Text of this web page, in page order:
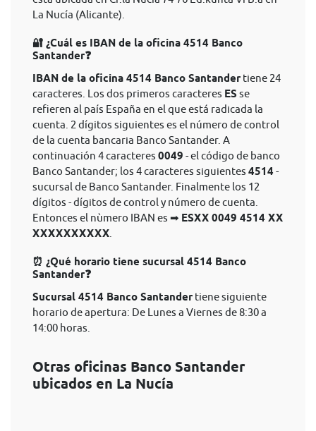
La Nucía (Alicante).
🔐 ¿Cuál es IBAN de la oficina 4514 Banco
Santander❓
IBAN de la oficina 4514 Banco Santander tiene 24
caracteres. Los dos primeros caracteres ES se
refieren al país España en el que está radicada la
cuenta. 2 dígitos siguientes es el número de control
de la cuenta bancaria Banco Santander. A
continuación 4 caracteres 0049 - el código de banco
Banco Santander; los 4 caracteres siguientes 4514 -
sucursal de Banco Santander. Finalmente los 12
dígitos - dígitos de control y número de cuenta.
Entonces el nùmero IBAN es ➡ ESXX 0049 4514 XX
XXXXXXXXXX
⏰ ¿Qué horario tiene sucursal 4514 Banco
Santander❓
Sucursal 4514 Banco Santander tiene siguiente
horario de apertura: De Lunes a Viernes de 8:30 a
14:00 horas.
Otras oficinas Banco Santander
ubicados en La Nucía